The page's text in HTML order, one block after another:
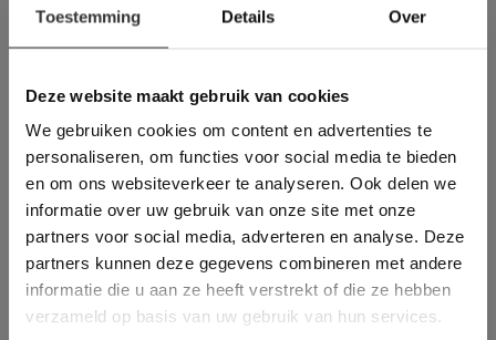
Toestemming Details Over
Deze website maakt gebruik van cookies
We gebruiken cookies om content en advertenties te
personaliseren, om functies voor social media te bieden
en om ons websiteverkeer te analyseren. Ook delen we
informatie over uw gebruik van onze site met onze
partners voor social media, adverteren en analyse. Deze
partners kunnen deze gegevens combineren met andere
informatie die u aan ze heeft verstrekt of die ze hebben
verzameld op basis van uw gebruik van hun services.
Meer dan 500 m2 showtuin
Deze website maakt
gebruik van cookies.
This Cookie Banner was deleted and is no
longer working. Please contact the website
administrator.
Deze website gebruikt cookies om de
gebruikerservaring te verbeteren. Door
gebruik te maken van onze website geeft u
toestemming voor alle cookies in
overeenstemming met ons cookiebeleid.Lees
verder
ALLES ACCEPTEREN